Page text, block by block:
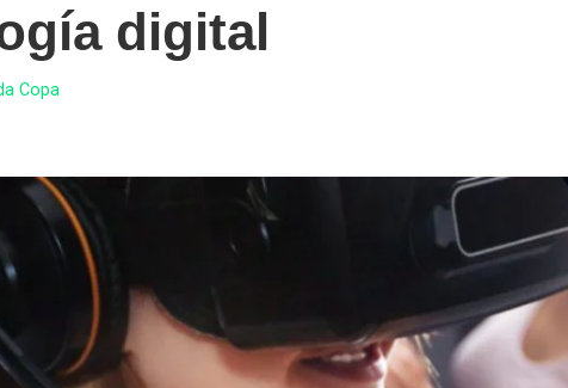
digital
Copa